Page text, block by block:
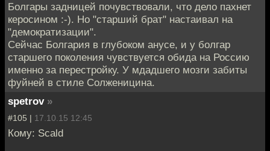
Болгары задницей почувствовали, что дело пахнет
керосином :-). Но "старший брат" настаивал на
"демократизации".
Сейчас Болгария в глубоком анусе, и у болгар
старшего поколения чувствуется обида на Россию
именно за перестройку. У мдадшего мозги забиты
фуйней в стиле Солженицина.
spetrov »
#105 | 17.10.15 12:45
Кому: Scald